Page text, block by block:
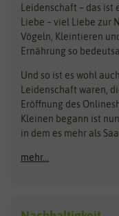
Obstsamen
Pilzbrut
Rasensamen
Steckzwiebeln
Zimmer & Kübelpflanzen
Kataloge
Schnäppchen
Anzucht &
Anzuchtschalen
Bingenheimer
Bionana
BIOWOL
Blumicorn
Bûten Birds
Carl Pabst
Leidenschaft – das
Liebe – viel Liebe zur
Vögeln, Kleintieren
Ernährung so
Und so ist es wohl
Leidenschaft waren,
Eröffnung des
Kleinen begann ist
in dem es mehr als
mehr...